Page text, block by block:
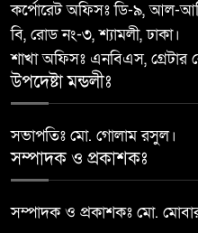
১০
কর্পোরেট অফিসঃ ডি-৯, আল-
বি, রোড নং-৩, শ্যামলী, ঢাকা।
শাখা অফিসঃ এনবিএস, গ্রেটার
উপদেষ্টা মন্ডলীঃ
সভাপতিঃ মো. গোলাম রসুল।
সম্পাদক ও প্রকাশকঃ
সম্পাদক ও প্রকাশকঃ মো.